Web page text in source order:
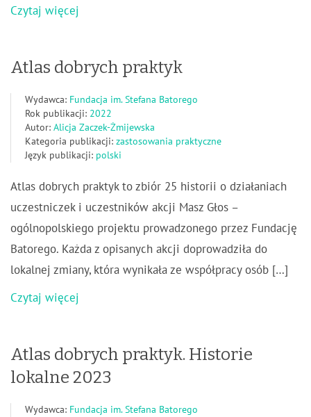
Czytaj więcej
Atlas dobrych praktyk
Wydawca: Fundacja im. Stefana Batorego
Rok publikacji: 2022
Autor: Alicja Zaczek-Żmijewska
Kategoria publikacji: zastosowania praktyczne
Język publikacji: polski
Atlas dobrych praktyk to zbiór 25 historii o działaniach
uczestniczek i uczestników akcji Masz Głos –
ogólnopolskiego projektu prowadzonego przez Fundację
Batorego. Każda z opisanych akcji doprowadziła do
lokalnej zmiany, która wynikała ze współpracy osób […]
Czytaj więcej
Atlas dobrych praktyk. Historie
lokalne 2023
Wydawca: Fundacja im. Stefana Batorego